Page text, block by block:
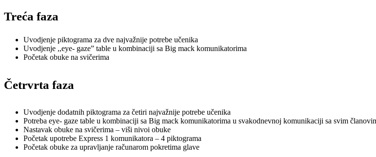
Treća faza
Uvodjenje piktograma za dve najvažnije potrebe učenika
Uvodjenje ,,eye- gaze” table u kombinaciji sa Big mack komunikatorima
Početak obuke na svičerima
Četrvrta faza
Uvodjenje dodatnih piktograma za četiri najvažnije potrebe učenika
Potreba eye- gaze table u kombinaciji sa Big mack komunikatorima u svakodnevnoj komunikaciji sa svim
Nastavak obuke na svičerima – viši nivoi obuke
Početak upotrebe Express 1 komunikatora – 4 piktograma
Početak obuke za upravljanje računarom pokretima glave